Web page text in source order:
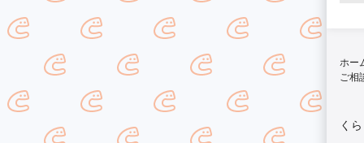
ホー
ご相
く